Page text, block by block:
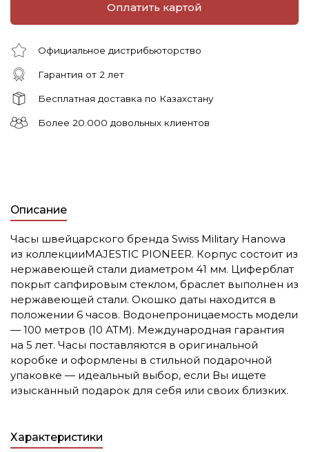
Оплатить картой
Официальное дистрибьюторство
Гарантия от 2 лет
Бесплатная доставка по Казахстану
Более 20.000 довольных клиентов
Описание
Часы швейцарского бренда Swiss Military Hanowa
из коллекцииMAJESTIC PIONEER. Корпус состоит из
нержавеющей стали диаметром 41 мм. Циферблат
покрыт сапфировым стеклом, браслет выполнен из
нержавеющей стали. Окошко даты находится в
положении 6 часов. Водонепроницаемость модели
— 100 метров (10 АТМ). Международная гарантия
на 5 лет. Часы поставляются в оригинальной
коробке и оформлены в стильной подарочной
упаковке — идеальный выбор, если Вы ищете
изысканный подарок для себя или своих близких.
Характеристики